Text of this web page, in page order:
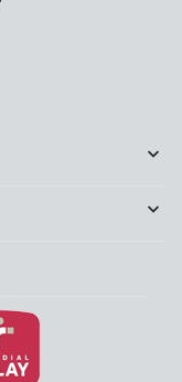
keyboard_arrow_down
keyboard_arrow_down